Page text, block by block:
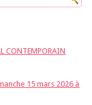
CONTEMPORAIN
15 mars 2026 à